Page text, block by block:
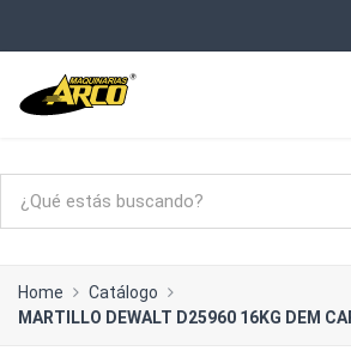
Home
Catálogo
MARTILLO DEWALT D25960 16KG DEM